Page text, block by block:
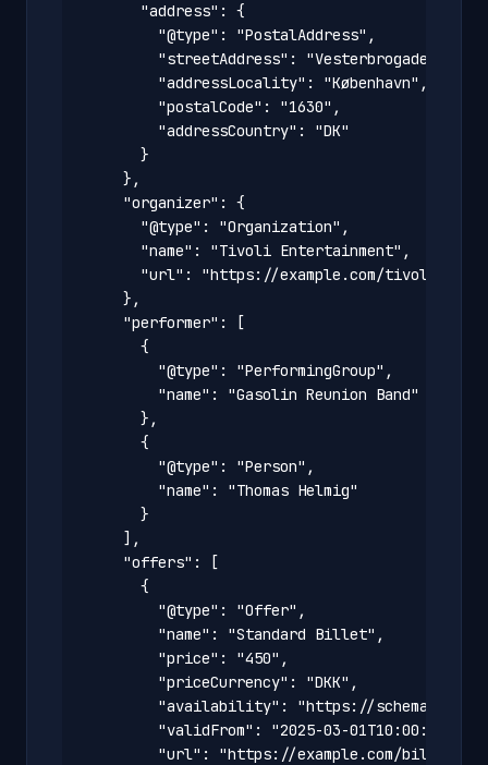
      "address": {
        "@type": "PostalAddress",
        "streetAddress": "Vesterbrogade 3",
        "addressLocality": "København",
        "postalCode": "1630",
        "addressCountry": "DK"
      }
    },
    "organizer": {
      "@type": "Organization",
      "name": "Tivoli Entertainment",
      "url": "https://example.com/tivoli"
    },
    "performer": [
      {
        "@type": "PerformingGroup",
        "name": "Gasolin Reunion Band"
      },
      {
        "@type": "Person",
        "name": "Thomas Helmig"
      }
    ],
    "offers": [
      {
        "@type": "Offer",
        "name": "Standard Billet",
        "price": "450",
        "priceCurrency": "DKK",
"availability": "https://schema.org/
"validFrom": "2025-03-
"url": "https://example.com/